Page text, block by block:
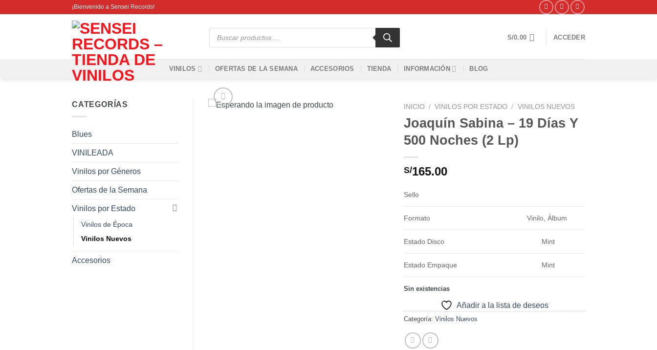
¡Bienvenido a Sensei Records!
Búsqueda
S/0.00 ACCEDER
VINILOS OFERTAS DE LA SEMANA ACCESORIOS TIENDA INFORMACIÓN BLOG
CATEGORÍAS
Blues
VINILEADA
Vinilos por Géneros
Ofertas de la Semana
Vinilos por Estado
Vinilos de Época
Vinilos Nuevos
Accesorios
INICIO / VINILOS POR ESTADO / VINILOS NUEVOS
Joaquín Sabina – 19 Días Y
500 Noches (2 Lp)
S/165.00
Sello
Formato Vinilo, Álbum
Estado Disco Mint
Estado Empaque Mint
Sin existencias
Añadir a la lista de deseos
Categoría:Vinilos Nuevos